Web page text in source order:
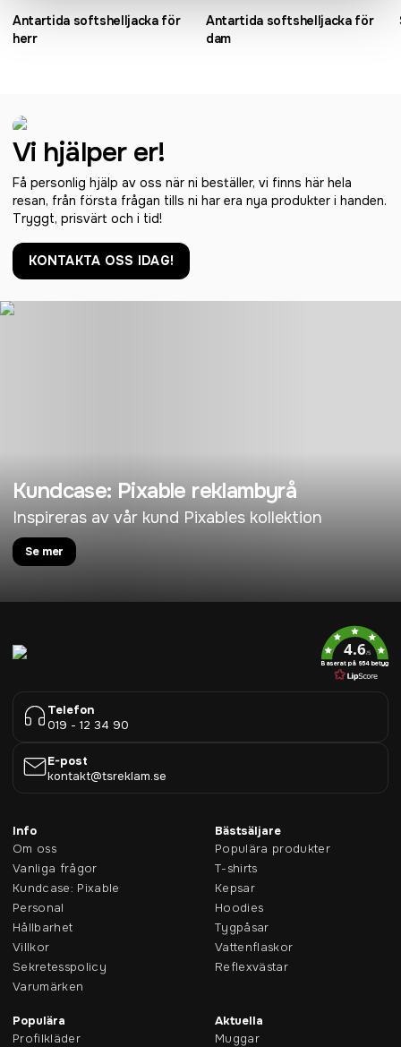
Antartida softshelljacka för
herr
Antartida softshelljacka för
dam
Vi hjälper er!
Få personlig hjälp av oss när ni beställer, vi finns här hela
resan, från första frågan tills ni har era nya produkter i handen.
Tryggt, prisvärt och i tid!
KONTAKTA OSS IDAG!
Kundcase: Pixable reklambyrå
Inspireras av vår kund Pixables kollektion
Se mer
4.6/5
Baserat på 954 betyg
Telefon
019 - 12 34 90
E-post
kontakt@tsreklam.se
Info
Om oss
Vanliga frågor
Kundcase: Pixable
Personal
Hållbarhet
Villkor
Sekretesspolicy
Varumärken
Bästsäljare
Populära produkter
T-shirts
Kepsar
Hoodies
Tygpåsar
Vattenflaskor
Reflexvästar
Populära
Profilkläder
Aktuella
Muggar